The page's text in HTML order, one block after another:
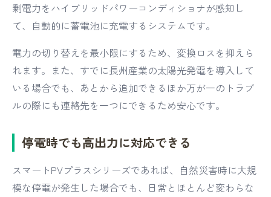
剰電力をハイブリッドパワーコンディショナが感知し
て、自動的に蓄電池に充電するシステムです。
電力の切り替えを最小限にするため、変換ロスを抑えら
れます。また、すでに長州産業の太陽光発電を導入して
いる場合でも、あとから追加できるほか万が一のトラブ
ルの際にも連絡先を一つにできるため安心です。
停電時でも高出力に対応できる
スマートPVプラスシリーズであれば、自然災害時に大規
模な停電が発生した場合でも、日常とほとんど変わらな